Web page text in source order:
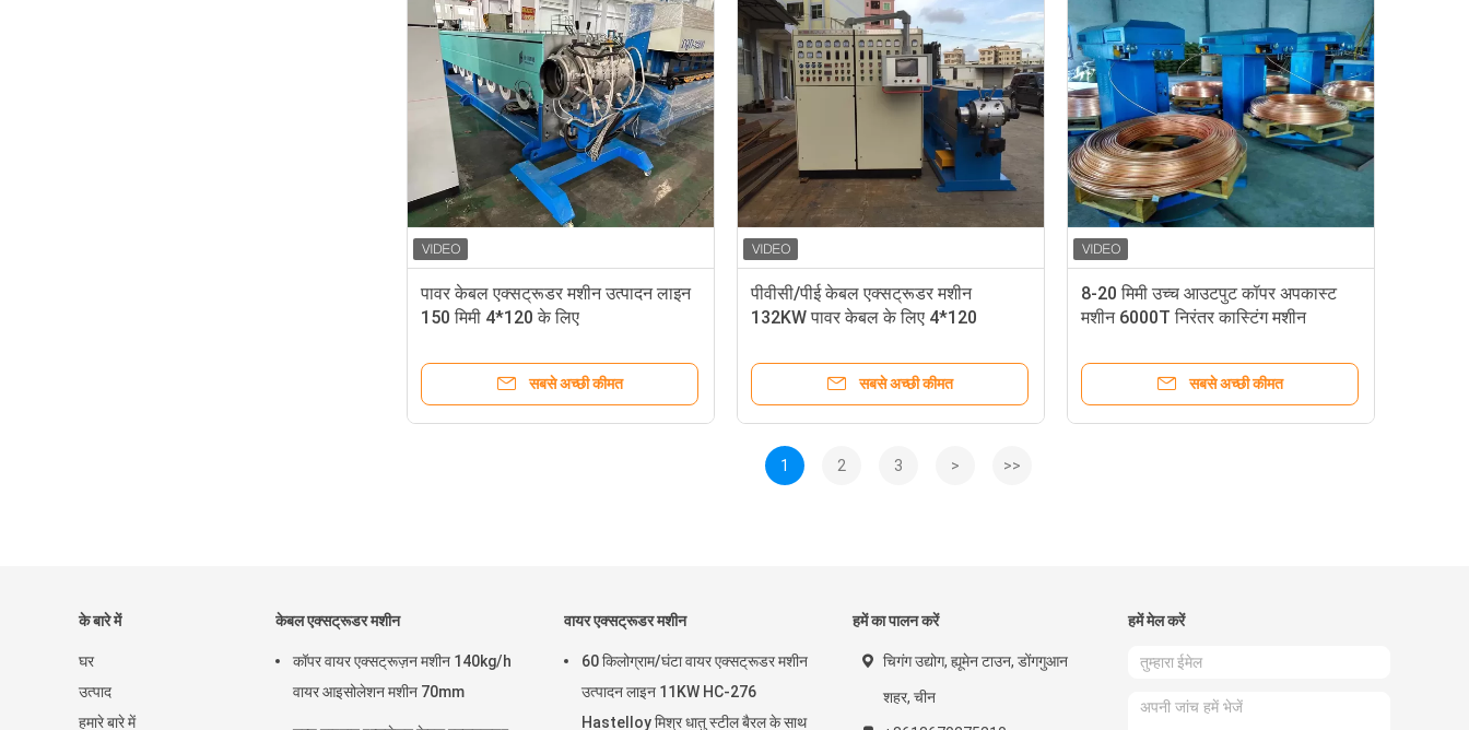
पावर केबल एक्सट्रूडर मशीन उत्पादन लाइन
150 मिमी 4*120 के लिए
सबसे अच्छी कीमत
पीवीसी/पीई केबल एक्सट्रूडर मशीन
132KW पावर केबल के लिए 4*120
सबसे अच्छी कीमत
8-20 मिमी उच्च आउटपुट कॉपर अपकास्ट
मशीन 6000T निरंतर कास्टिंग मशीन
सबसे अच्छी कीमत
1 2 3 > >>
के बारे में
घर
उत्पाद
हमारे बारे में
केबल एक्सट्रूडर मशीन
कॉपर वायर एक्सट्रूज़न मशीन 140kg/h
वायर आइसोलेशन मशीन 70mm
वायर एक्सट्रूडर मशीन
60 किलोग्राम/घंटा वायर एक्सट्रूडर मशीन
उत्पादन लाइन 11KW HC-276
Hastelloy मिश्र धातु स्टील बैरल के साथ
हमें का पालन करें
चिगंग उद्योग, ह्यूमेन टाउन, डोंगगुआन
शहर, चीन
हमें मेल करें